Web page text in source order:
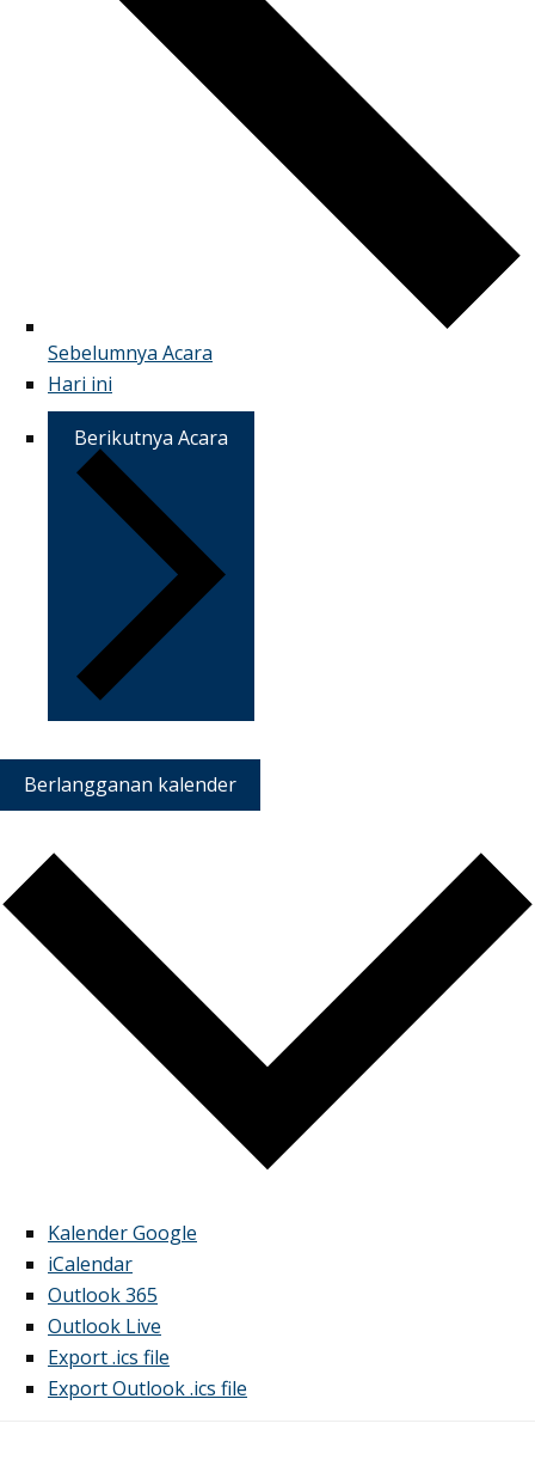
Sebelumnya Acara
Hari ini
BerikutnyaAcara
Berlangganan kalender
Kalender Google
iCalendar
Outlook 365
Outlook Live
Export .ics file
Export Outlook .ics file